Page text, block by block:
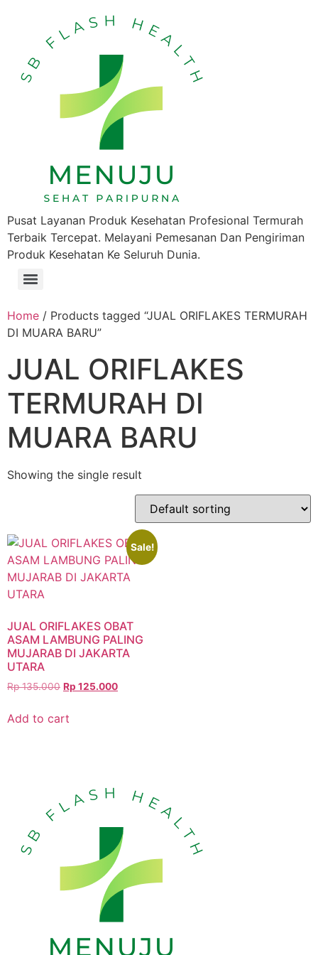
Pusat Layanan Produk Kesehatan Profesional Termurah
Terbaik Tercepat. Melayani Pemesanan Dan Pengiriman
Produk Kesehatan Ke Seluruh Dunia.
Home / Products tagged “JUAL ORIFLAKES TERMURAH
DI MUARA BARU”
JUAL ORIFLAKES
TERMURAH DI
MUARA BARU
Showing the single result
Sale!
JUAL ORIFLAKES OBAT
ASAM LAMBUNG PALING
MUJARAB DI JAKARTA
UTARA
Rp135.000 Rp 125.000
Add to cart